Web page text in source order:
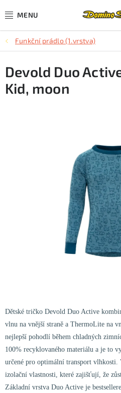
na
CYKLISTIKA
SJEZDOVÉ LYŽOVÁNÍ
SKIALPOVÉ LYŽOVÁNÍ
Funkční prádlo (1.vrstva)
Dětské tričko Devold Duo Active
vlnu na vnější straně a ThermoLite na
nejlepší pohodlí během chladných
100% recyklovaného materiálu a je to
určené pro optimální transport
izolační vlastnosti, které zajišťují, že
Základní vrstva Duo Active je
Devold Duo
Kid, moon